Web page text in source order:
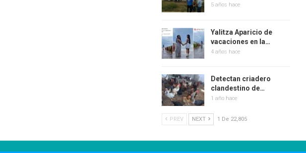
5 años hace
Yalitza Aparicio de
vacaciones en la…
4 años hace
Detectan criadero
clandestino de…
1 año hace
PREV NEXT 1 De 22,805